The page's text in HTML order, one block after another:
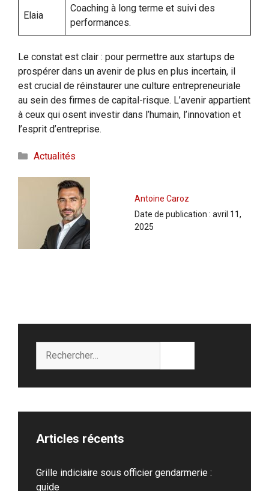
Elaia
Coaching à long terme et suivi des
performances.
Le constat est clair : pour permettre aux startups de
prospérer dans un avenir de plus en plus incertain, il
est crucial de réinstaurer une culture entrepreneuriale
au sein des firmes de capital-risque. L’avenir appartient
à ceux qui osent investir dans l’humain, l’innovation et
l’esprit d’entreprise.
Catégories
Actualités
Antoine Caroz
Date de publication : avril 11,
2025
Articles récents
Grille indiciaire sous officier gendarmerie :
guide